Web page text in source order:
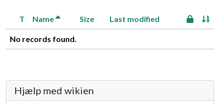
T Name Size Last modified
No records found.
More content and functionality
Hjælp med wikien